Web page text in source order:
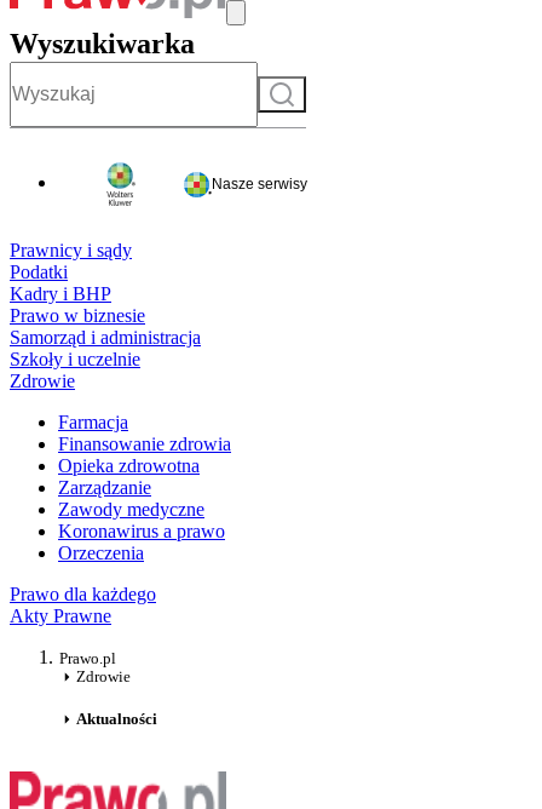
Wyszukiwarka
Szukaj
Nasze serwisy
Prawnicy i sądy
Podatki
Kadry i BHP
Prawo w biznesie
Samorząd i administracja
Szkoły i uczelnie
Zdrowie
Farmacja
Finansowanie zdrowia
Opieka zdrowotna
Zarządzanie
Zawody medyczne
Koronawirus a prawo
Orzeczenia
Prawo dla każdego
Akty Prawne
Prawo.pl
Zdrowie
Aktualności